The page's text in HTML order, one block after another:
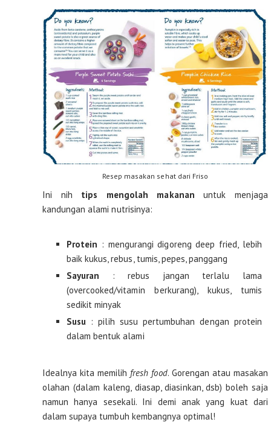
Resep masakan sehat dari Friso
Ini nih tips mengolah makanan untuk menjaga
kandungan alami nutrisinya:
Protein : mengurangi digoreng deep fried, lebih
baik kukus, rebus, tumis, pepes, panggang
Sayuran : rebus jangan terlalu lama
(overcooked/vitamin berkurang), kukus, tumis
sedikit minyak
Susu : pilih susu pertumbuhan dengan protein
dalam bentuk alami
Idealnya kita memilih fresh food. Gorengan atau masakan
olahan (dalam kaleng, diasap, diasinkan, dsb) boleh saja
namun hanya sesekali. Ini demi anak yang kuat dari
dalam supaya tumbuh kembangnya optimal!